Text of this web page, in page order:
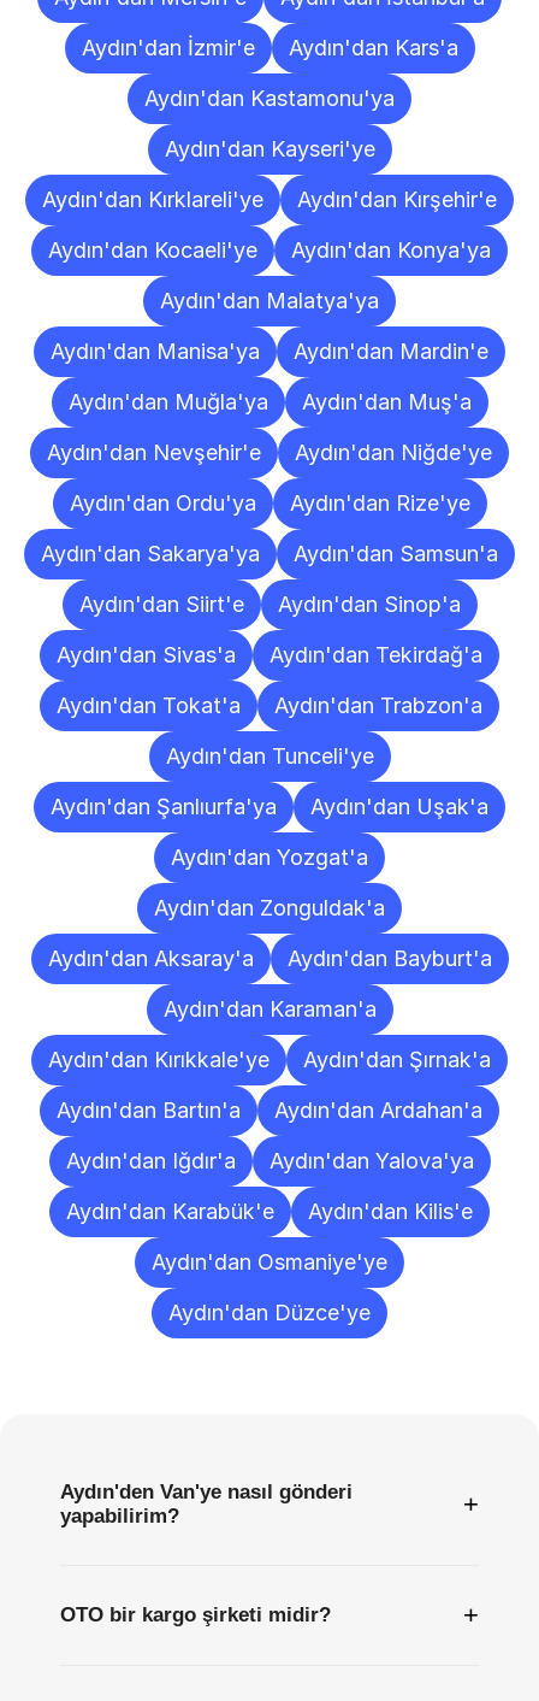
Aydın'dan İzmir'e
Aydın'dan Kars'a
Aydın'dan Kastamonu'ya
Aydın'dan Kayseri'ye
Aydın'dan Kırklareli'ye
Aydın'dan Kırşehir'e
Aydın'dan Kocaeli'ye
Aydın'dan Konya'ya
Aydın'dan Malatya'ya
Aydın'dan Manisa'ya
Aydın'dan Mardin'e
Aydın'dan Muğla'ya
Aydın'dan Muş'a
Aydın'dan Nevşehir'e
Aydın'dan Niğde'ye
Aydın'dan Ordu'ya
Aydın'dan Rize'ye
Aydın'dan Sakarya'ya
Aydın'dan Samsun'a
Aydın'dan Siirt'e
Aydın'dan Sinop'a
Aydın'dan Sivas'a
Aydın'dan Tekirdağ'a
Aydın'dan Tokat'a
Aydın'dan Trabzon'a
Aydın'dan Tunceli'ye
Aydın'dan Şanlıurfa'ya
Aydın'dan Uşak'a
Aydın'dan Yozgat'a
Aydın'dan Zonguldak'a
Aydın'dan Aksaray'a
Aydın'dan Bayburt'a
Aydın'dan Karaman'a
Aydın'dan Kırıkkale'ye
Aydın'dan Şırnak'a
Aydın'dan Bartın'a
Aydın'dan Ardahan'a
Aydın'dan Iğdır'a
Aydın'dan Yalova'ya
Aydın'dan Karabük'e
Aydın'dan Kilis'e
Aydın'dan Osmaniye'ye
Aydın'dan Düzce'ye
Aydın'den Van'ye nasıl gönderi
yapabilirim?
+
OTO bir kargo şirketi midir? +